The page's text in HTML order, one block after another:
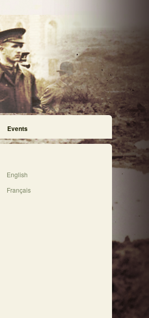
Events
English
Français